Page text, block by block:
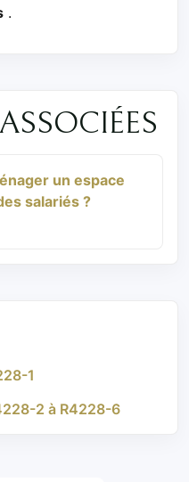
.
un espace
salariés ?
1
2 à R4228-6